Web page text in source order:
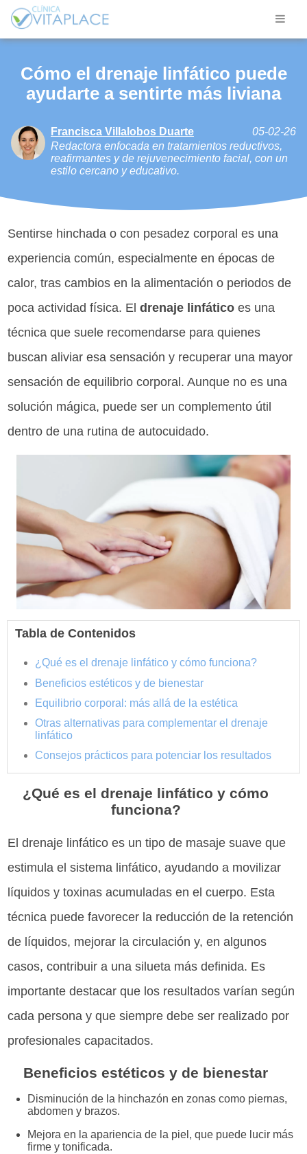
Cómo el drenaje linfático puede
ayudarte a sentirte más liviana
Francisca Villalobos Duarte
05-02-26
Redactora enfocada en tratamientos reductivos,
reafirmantes y de rejuvenecimiento facial, con un
estilo cercano y educativo.
Sentirse hinchada o con pesadez corporal es una
experiencia común, especialmente en épocas de
calor, tras cambios en la alimentación o periodos de
poca actividad física. Eldrenaje linfático es una
técnica que suele recomendarse para quienes
buscan aliviar esa sensación y recuperar una mayor
sensación de equilibrio corporal. Aunque no es una
solución mágica, puede ser un complemento útil
dentro de una rutina de autocuidado.
Tabla de Contenidos
¿Qué es el drenaje linfático y cómo funciona?
Beneficios estéticos y de bienestar
Equilibrio corporal: más allá de la estética
Otras alternativas para complementar el drenaje
linfático
Consejos prácticos para potenciar los resultados
¿Qué es el drenaje linfático y cómo
funciona?
El drenaje linfático es un tipo de masaje suave que
estimula el sistema linfático, ayudando a movilizar
líquidos y toxinas acumuladas en el cuerpo. Esta
técnica puede favorecer la reducción de la retención
de líquidos, mejorar la circulación y, en algunos
casos, contribuir a una silueta más definida. Es
importante destacar que los resultados varían según
cada persona y que siempre debe ser realizado por
profesionales capacitados.
Beneficios estéticos y de bienestar
Disminución de la hinchazón en zonas como piernas,
abdomen y brazos.
Mejora en la apariencia de la piel, que puede lucir más
firme y tonificada.